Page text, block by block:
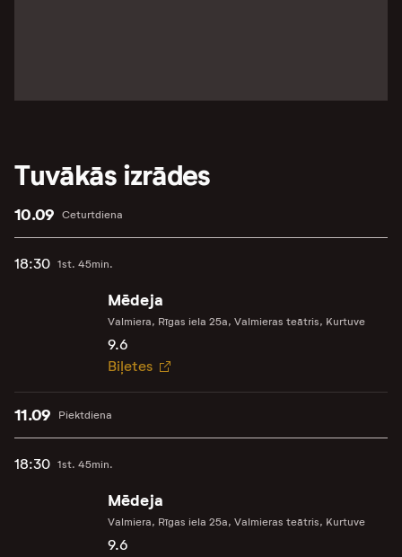
Tuvākās izrādes
Ceturtdiena
10.09
18:30 1st. 45min.
Mēdeja
Valmiera, Rīgas iela 25a, Valmieras teātris, Kurtuve
9.6
Biļetes
Piektdiena
11.09
18:30 1st. 45min.
Mēdeja
Valmiera, Rīgas iela 25a, Valmieras teātris, Kurtuve
9.6